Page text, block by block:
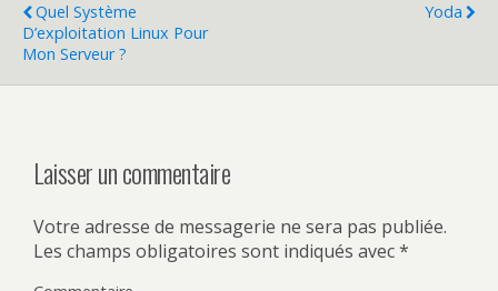
Quel Système
D’exploitation Linux Pour
Mon Serveur ?
Yoda
Laisser un commentaire
Votre adresse de messagerie ne sera pas publiée.
Les champs obligatoires sont indiqués avec*